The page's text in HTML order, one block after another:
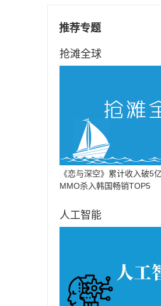
推荐专题
抢滩全球
《恋与深空》累计收入破5
MMO杀入韩国畅销TOP5
人工智能